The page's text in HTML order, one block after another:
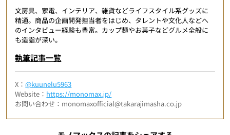
文房具、家電、インテリア、雑貨などライフスタイル系グッズに
精通。商品の企画開発担当者をはじめ、タレントや文化人などへ
のインタビュー経験も豊富。カップ麺やお菓子などグルメ全般に
も造詣が深い。
執筆記事一覧
X：@kuunelu5963
Website： https://monomax.jp/
お問い合わせ：monomaxofficial@takarajimasha.co.jp